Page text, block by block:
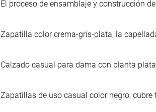
El proceso de ensamblaje y construcción
Zapatilla color crema-gris-plata, la
Calzado casual para dama con planta
Zapatillas de uso casual color negro,